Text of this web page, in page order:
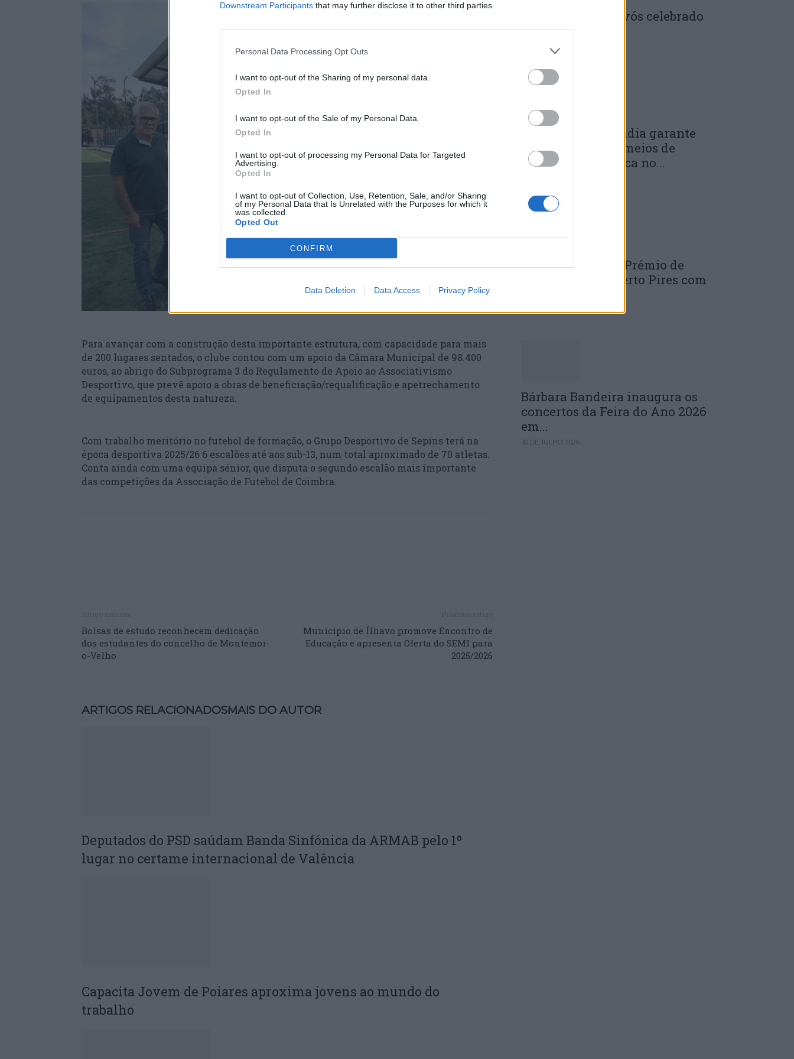
Downstream Participants that may further disclose it to other third parties.
Personal Data Processing Opt Outs
I want to opt-out of the Sharing of my personal data.
Opted In
I want to opt-out of the Sale of my Personal Data.
Opted In
I want to opt-out of processing my Personal Data for Targeted
Advertising.
Opted In
I want to opt-out of Collection, Use, Retention, Sale, and/or Sharing
of my Personal Data that Is Unrelated with the Purposes for which it
was collected.
Opted Out
CONFIRM
Data Deletion Data Access Privacy Policy
Para avançar com a construção desta importante estrutura, com capacidade para mais
de 200 lugares sentados, o clube contou com um apoio da Câmara Municipal de 98.400
euros, ao abrigo do Subprograma 3 do Regulamento de Apoio ao Associativismo
Desportivo, que prevê apoio a obras de beneficiação/requalificação e apetrechamento
de equipamentos desta natureza.
Com trabalho meritório no futebol de formação, o Grupo Desportivo de Sepins terá na
época desportiva 2025/26 6 escalões até aos sub-13, num total aproximado de 70 atletas.
Conta ainda com uma equipa sénior, que disputa o segundo escalão mais importante
das competições da Associação de Futebol de Coimbra.
Bolsas de estudo reconhecem dedicação
dos estudantes do concelho de Montemor-
o-Velho
Município de Ílhavo promove Encontro de
Educação e apresenta Oferta do SEMI para
2025/2026
ARTIGOS RELACIONADOSMAIS DO AUTOR
Deputados do PSD saúdam Banda Sinfónica da ARMAB pelo 1º
lugar no certame internacional de Valência
Capacita Jovem de Poiares aproxima jovens ao mundo do
trabalho
Penela: Dia dos Avós celebrado
em comunidade
30 DE JULHO, 2026
Município de Anadia garante
manutenção dos meios de
emergência médica no...
Quinta edição do Prémio de
Inovação J. Norberto Pires com
30 DE JULHO, 2026
Bárbara Bandeira inaugura os
concertos da Feira do Ano 2026
em...
30 DE JULHO, 2026